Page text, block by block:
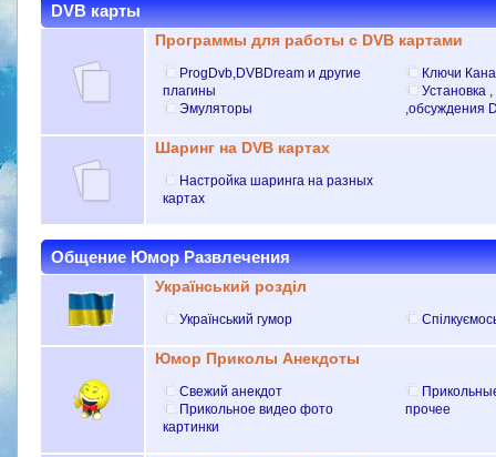
DVB карты
Программы для работы с DVB картами
ProgDvb,DVBDream и другие
плагины
Эмуляторы
Ключи
Установка
,обсуждения
Шаринг на DVB картах
Настройка шаринга на разных
картах
Общение Юмор Развлечения
Український розділ
Український гумор
Юмор Приколы Анекдоты
Свежий анекдот
Прикольное видео фото
картинки
прочее